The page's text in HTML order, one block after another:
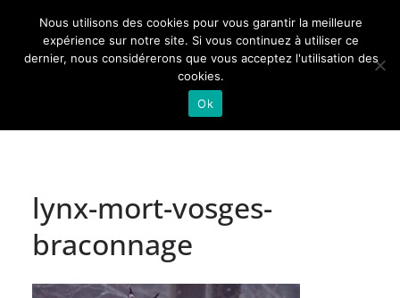
contenu
Actualités de Lorraine pour les Lorrains
lynx-mort-vosges-
braconnage
Nous utilisons des cookies pour vous garantir la meilleure
expérience sur notre site. Si vous continuez à utiliser ce
dernier, nous considérerons que vous acceptez l'utilisation des
cookies.
Ok